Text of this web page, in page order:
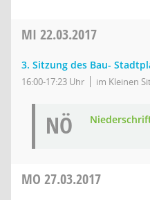
MI 22.03.2017
3. Sitzung des Bau-
16:00-17:23 Uhr im Kleinen
NÖ
MO 27.03.2017